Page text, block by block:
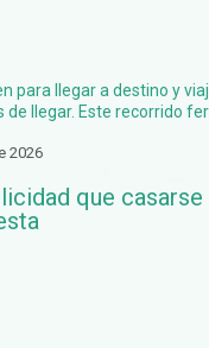
para llegar a destino y
de llegar. Este recorrido
2026
que